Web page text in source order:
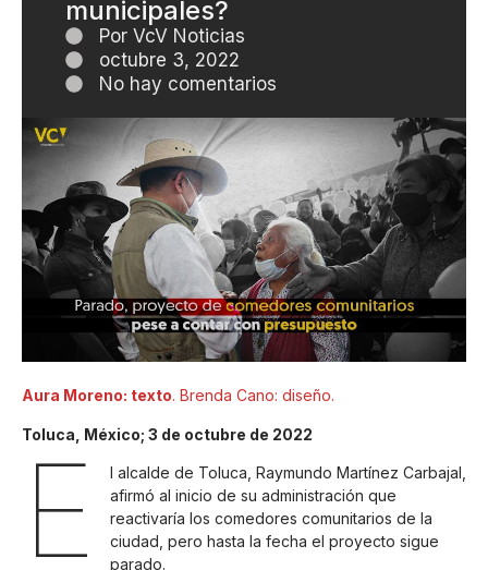
municipales?
Por VcV Noticias
octubre 3, 2022
No hay comentarios
Aura Moreno: texto. Brenda Cano: diseño.
Toluca, México; 3 de octubre de 2022
E
l alcalde de Toluca, Raymundo Martínez Carbajal,
afirmó al inicio de su administración que
reactivaría los comedores comunitarios de la
ciudad, pero hasta la fecha el proyecto sigue
parado.